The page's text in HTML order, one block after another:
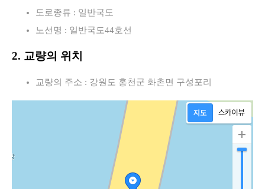
도로종류 : 일반국도
노선명 : 일반국도44호선
2. 교량의 위치
교량의 주소 : 강원도 홍천군 화촌면 구성포리